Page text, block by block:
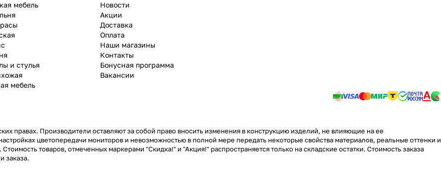
мебель
и стулья
мебель
Новости
Акции
Доставка
Оплата
Наши магазины
Контакты
Бонусная программа
Вакансии
правах. Производители оставляют за собой право вносить изменения в конструкцию изделий, не влияющие на ее
цветопередачи мониторов и невозможностью в полной мере передать некоторые свойства материалов, реальные оттенки и
товаров, отмеченных маркерами "Скидка!" и "Акция!" распространяется только на складские остатки. Стоимость заказа
заказа.